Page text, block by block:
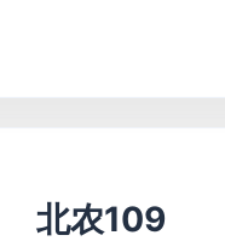
北农109